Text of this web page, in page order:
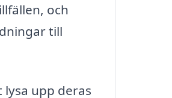
och
till
upp deras